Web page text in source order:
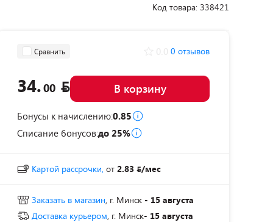
Код товара: 338421
Сравнить 0 отзывов
34.00 В корзину
Бонусы к начислению:0.85
Списание бонусов:до 25%
Картой рассрочки, от 2.83 /мес
Заказать в магазин, г. Минск - 15 августа
Доставка курьером, г. Минск- 15 августа